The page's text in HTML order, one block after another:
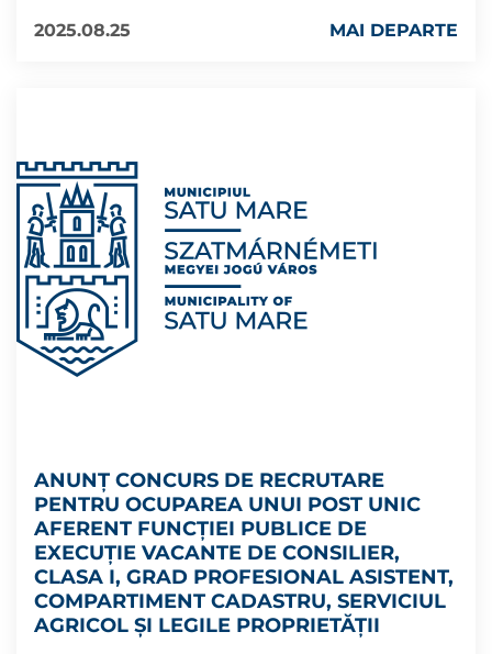
2025.08.25
MAI DEPARTE
ANUNȚ CONCURS DE RECRUTARE
PENTRU OCUPAREA UNUI POST UNIC
AFERENT FUNCȚIEI PUBLICE DE
EXECUȚIE VACANTE DE CONSILIER,
CLASA I, GRAD PROFESIONAL ASISTENT,
COMPARTIMENT CADASTRU, SERVICIUL
AGRICOL ŞI LEGILE PROPRIETĂŢII